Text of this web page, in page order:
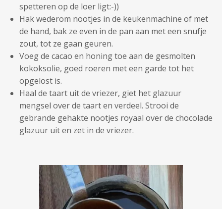
spetteren op de loer ligt:-))
Hak wederom nootjes in de keukenmachine of met
de hand, bak ze even in de pan aan met een snufje
zout, tot ze gaan geuren.
Voeg de cacao en honing toe aan de gesmolten
kokoksolie, goed roeren met een garde tot het
opgelost is.
Haal de taart uit de vriezer, giet het glazuur
mengsel over de taart en verdeel. Strooi de
gebrande gehakte nootjes royaal over de chocolade
glazuur uit en zet in de vriezer.